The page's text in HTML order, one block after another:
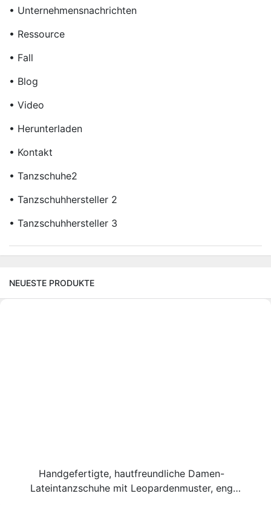
• Unternehmensnachrichten
• Ressource
• Fall
• Blog
• Video
• Herunterladen
• Kontakt
• Tanzschuhe2
• Tanzschuhhersteller 2
• Tanzschuhhersteller 3
NEUESTE PRODUKTE
Handgefertigte, hautfreundliche Damen-
Lateintanzschuhe mit Leopardenmuster, eng